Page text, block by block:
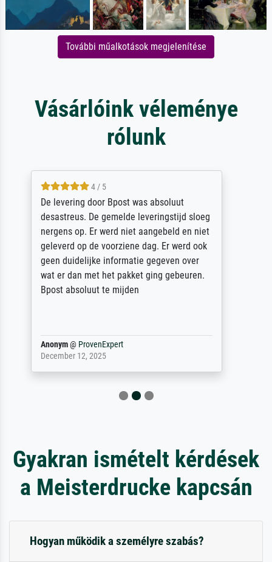
További műalkotások megjelenítése
Vásárlóink véleménye
rólunk
5 / 5
Sehr gute Qualität des Leinwanddrucks und
des Rahmens! Unser Bild wurde sehr
sorgfältig und sicher verpackt, so dass es
unbeschadet bei uns ankam. Es wird nicht
unser letzter Meisterdruck sein. Vielen
Dank!
Reinhold,@ProvenExpert
April 22, 2026
Gyakran ismételt kérdések
a Meisterdrucke kapcsán
Hogyan működik a személyre szabás?